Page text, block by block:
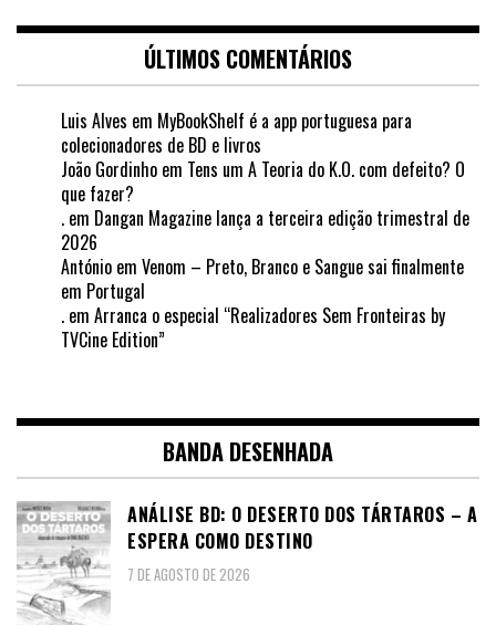
ÚLTIMOS COMENTÁRIOS
Luis Alves em MyBookShelf é a app portuguesa para
colecionadores de BD e livros
João Gordinho em Tens um A Teoria do K.O. com defeito? O
que fazer?
. em Dangan Magazine lança a terceira edição trimestral de
2026
António em Venom – Preto, Branco e Sangue sai finalmente
em Portugal
. em Arranca o especial “Realizadores Sem Fronteiras by
TVCine Edition”
BANDA DESENHADA
ANÁLISE BD: O DESERTO DOS TÁRTAROS – A
ESPERA COMO DESTINO
7 DE AGOSTO DE 2026